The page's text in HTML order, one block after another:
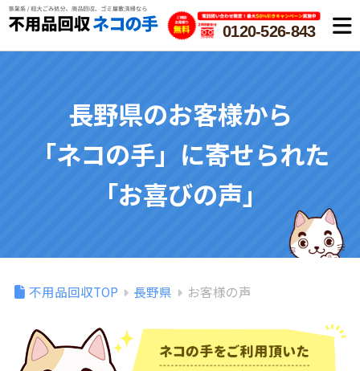
0120-526-843
長野県のお客様から
「ネコの手」に寄せられた
「お喜びの声」
不用品回収TOP 長野県